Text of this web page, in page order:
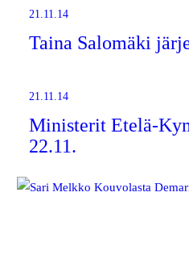
21.11.14
Taina Salomäki
21.11.14
Ministerit Etelä-
22.11.